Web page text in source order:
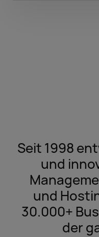
Seit 1998
und
und
30.000+
der